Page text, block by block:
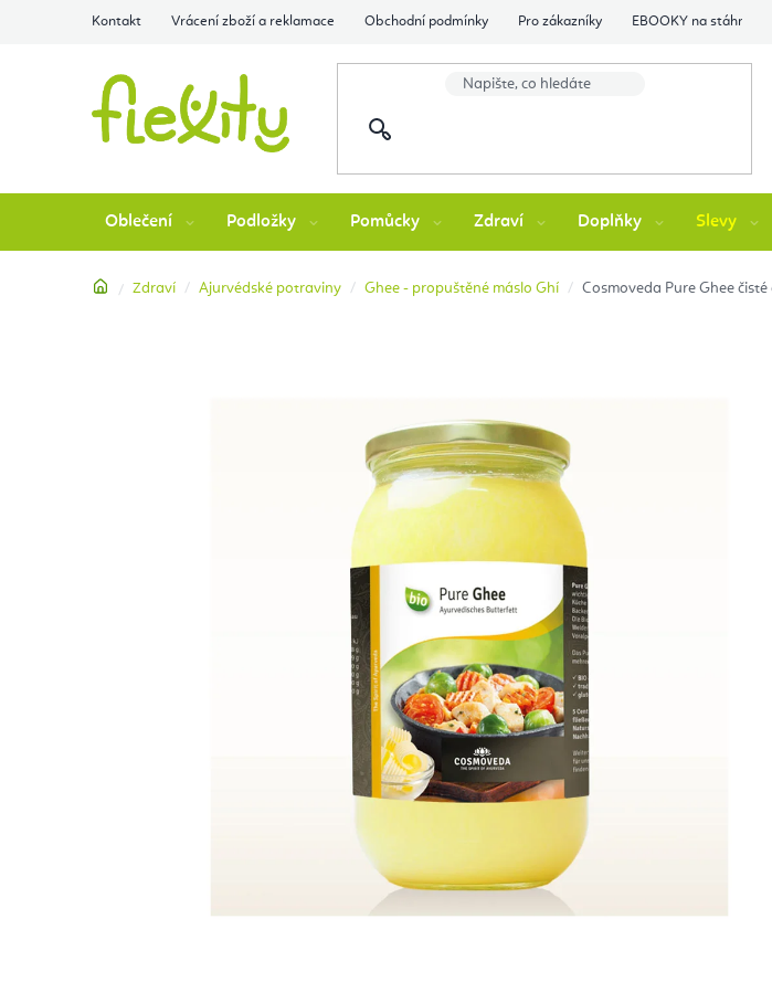
Kontakt Vrácení zboží a reklamace Obchodní podmínky Pro zákazníky EBOOKY na stáhnutí
Oblečení Podložky Pomůcky Zdraví Doplňky Slevy
DomůZdraví Ajurvédské potraviny Ghee - propuštěné máslo Ghí Cosmoveda Pure Ghee